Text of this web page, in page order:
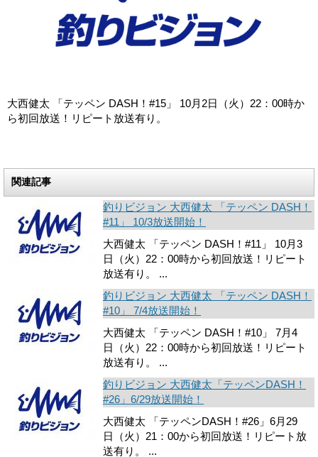
大西健太 「テッペン DASH！#15」 10月2日（火）22：00時か
ら初回放送！リピート放送有り。
関連記事
釣りビジョン 大西健太 「テッペン DASH！
#11」 10/3放送開始！
大西健太 「テッペン DASH！#11」 10月3
日（火）22：00時から初回放送！リピート
放送有り。 ...
釣りビジョン 大西健太 「テッペン DASH！
#10」 7/4放送開始！
大西健太 「テッペン DASH！#10」 7月4
日（火）22：00時から初回放送！リピート
放送有り。 ...
釣りビジョン 大西健太「テッペンDASH！
#26」6/29放送開始！
大西健太 「テッペンDASH！#26」6月29
日（火）21：00から初回放送！リピート放
送有り。 ...